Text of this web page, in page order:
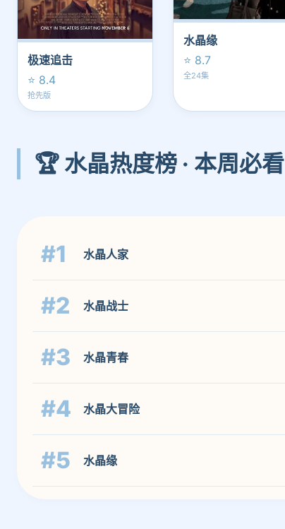
极速追击
⭐ 8.4
抢先版
水晶缘
⭐ 8.7
全24集
🏆 水晶热度榜 · 本周必看
#1 水晶人家
#2 水晶战士
#3 水晶青春
#4 水晶大冒险
#5 水晶缘